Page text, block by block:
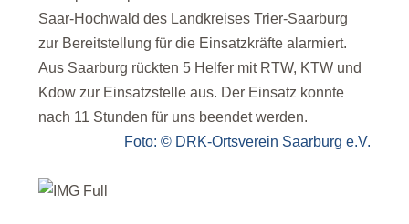
Saar-Hochwald des Landkreises Trier-Saarburg
zur Bereitstellung für die Einsatzkräfte alarmiert.
Aus Saarburg rückten 5 Helfer mit RTW, KTW und
Kdow zur Einsatzstelle aus. Der Einsatz konnte
nach 11 Stunden für uns beendet werden.
Foto: © DRK-Ortsverein Saarburg e.V.